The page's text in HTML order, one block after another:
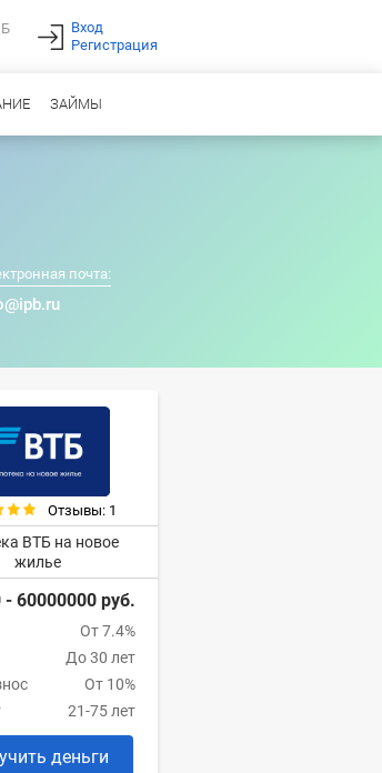
Вход
Регистрация
ЗАЙМЫ
почта:
Отзывы: 1
ВТБ на новое
жилье
- 60000000 руб.
От 7.4%
До 30 лет
От 10%
21-75 лет
деньги